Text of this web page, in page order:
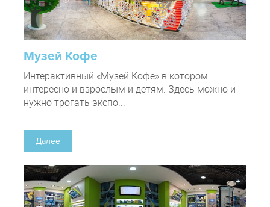
Музей Кофе
Интерактивный «Музей Кофе» в котором
интересно и взрослым и детям. Здесь можно и
нужно трогать экспо...
Далее